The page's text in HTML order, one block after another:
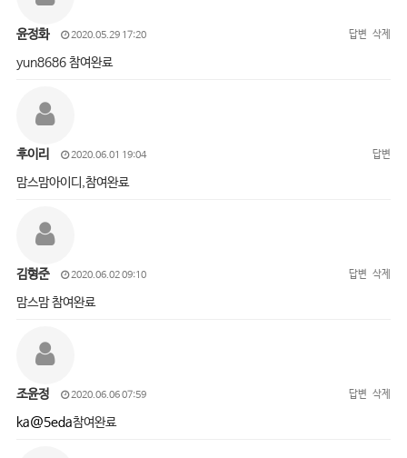
윤정화 2020.05.29 17:20 답변 삭제
yun8686 참여완료
후이리 2020.06.01 19:04 답변
맘스맘아이디,참여완료
김형준 2020.06.02 09:10 답변 삭제
맘스맘 참여완료
조윤정 2020.06.06 07:59 답변 삭제
ka@5eda참여완료